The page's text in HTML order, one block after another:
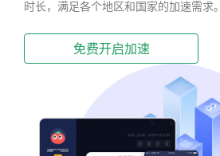
时长，满足各个地区和国家的加速需求。
免费开启加速